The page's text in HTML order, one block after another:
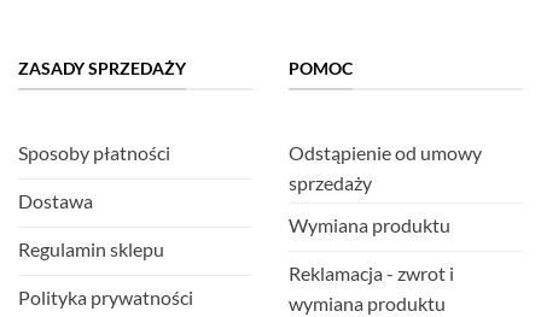
ZASADY SPRZEDAŻY
Sposoby płatności
Dostawa
Regulamin sklepu
Polityka prywatności
POMOC
Odstąpienie od umowy
sprzedaży
Wymiana produktu
Reklamacja - zwrot i
wymiana produktu